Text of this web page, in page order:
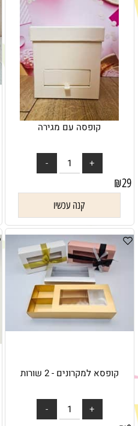
קופסה עם מגירה
₪29
קנה עכשיו
קופסא למקרונים - 2 שורות